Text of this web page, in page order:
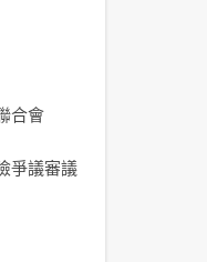
合會
爭議審議